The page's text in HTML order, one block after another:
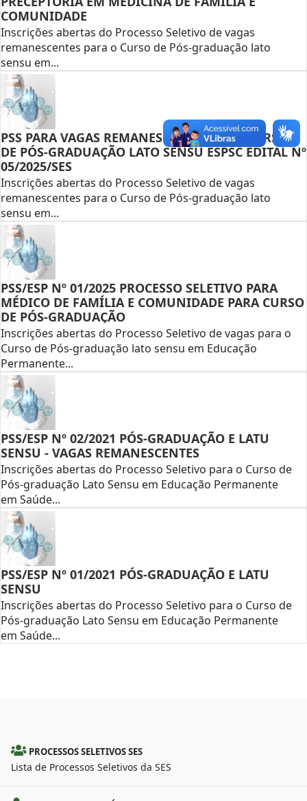
COMUNIDADE
Inscrições abertas do Processo Seletivo de vagas
remanescentes para o Curso de Pós-graduação lato
sensu em...
PSS PARA VAGAS REMANESCENTES PARA CURSO
DE PÓS-GRADUAÇÃO LATO SENSU ESPSC EDITAL Nº
05/2025/SES
Inscrições abertas do Processo Seletivo de vagas
remanescentes para o Curso de Pós-graduação lato
sensu em...
PSS/ESP Nº 01/2025 PROCESSO SELETIVO PARA
MÉDICO DE FAMÍLIA E COMUNIDADE PARA CURSO
DE PÓS-GRADUAÇÃO
Inscrições abertas do Processo Seletivo de vagas para o
Curso de Pós-graduação lato sensu em Educação
Permanente...
PSS/ESP Nº 02/2021 PÓS-GRADUAÇÃO E LATU
SENSU - VAGAS REMANESCENTES
Inscrições abertas do Processo Seletivo para o Curso de
Pós-graduação Lato Sensu em Educação Permanente
em Saúde...
PSS/ESP Nº 01/2021 PÓS-GRADUAÇÃO E LATU
SENSU
Inscrições abertas do Processo Seletivo para o Curso de
Pós-graduação Lato Sensu em Educação Permanente
em Saúde...
PROCESSOS SELETIVOS SES
Lista de Processos Seletivos da SES